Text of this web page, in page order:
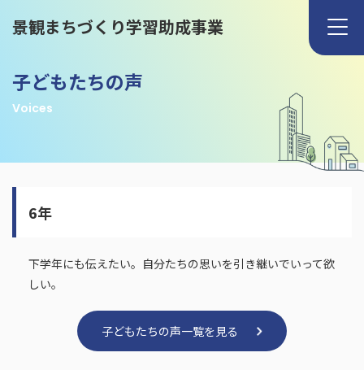
景観まちづくり学習助成事業
子どもたちの声
Voices
6年
下学年にも伝えたい。自分たちの思いを引き継いでいって欲
しい。
子どもたちの声一覧を見る